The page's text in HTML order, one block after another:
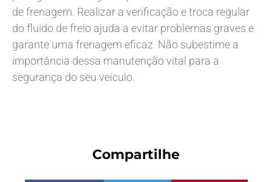
de frenagem. Realizar a verificação e troca regular
do fluido de freio ajuda a evitar problemas graves e
garante uma frenagem eficaz. Não subestime a
importância dessa manutenção vital para a
segurança do seu veículo.
Compartilhe